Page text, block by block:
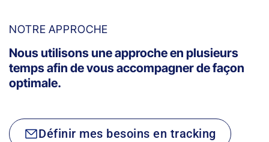
NOTRE APPROCHE
Nous utilisons une approche en plusieurs
temps afin de vous accompagner de façon
optimale.
Définir mes besoins en tracking